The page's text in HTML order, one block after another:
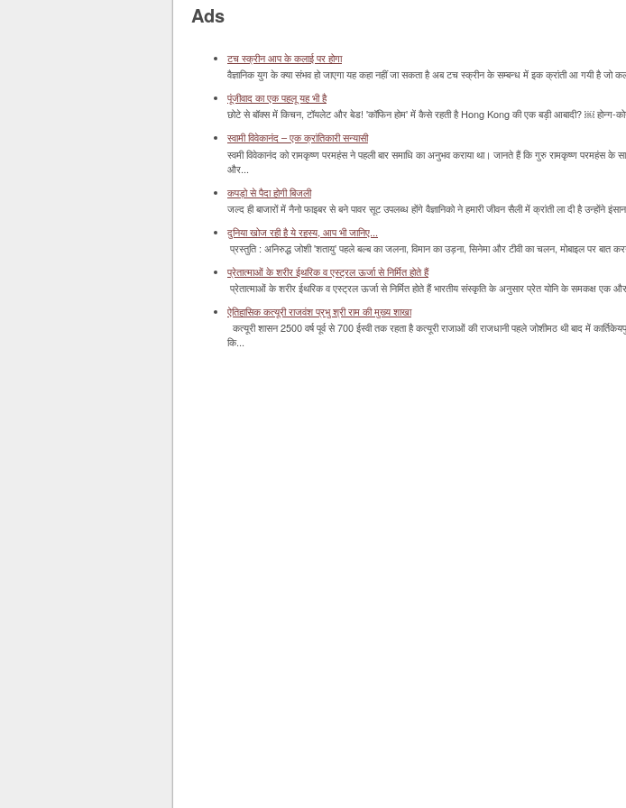
Ads
टच स्क्रीन आप के कलाई पर होगा
वैज्ञानिक युग के क्या संभव हो जाएगा यह कहा नहीं जा सकता है अब टच स्क्रीन के सम्बन्ध में इक क्रांती आ गयी है जो
पूंजीवाद का एक पहलू यह भी है
छोटे से बॉक्‍स में किचन, टॉयलेट और बेड! 'कॉफिन होम' में कैसे रहती है Hong Kong की एक बड़ी आबादी? ￼ होन्ग-
स्वामी विवेकानंद – एक क्रांतिकारी सन्यासी
स्वमी विवेकानंद को रामकृष्ण परमहंस ने पहली बार समाधि का अनुभव कराया था। जानते हैं कि गुरु रामकृष्ण परमहंस के
और...
कपड़ो से पैदा होगी बिजली
जल्द ही बाजारों में नैनो फाइबर से बने पावर सूट उपलब्ध होंगे वैज्ञानिको ने हमारी जीवन सैली में क्रांती ला दी है उन्होंने
दुनिया खोज रही है ये रहस्य, आप भी जानिए...
प्रस्तुति : अनिरुद्ध जोशी 'शतायु' पहले बल्ब का जलना, विमान का उड़ना, सिनेमा और टीवी का चलन, मोबाइल पर बात
प्रेतात्माओं के शरीर ईथरिक व एस्ट्रल ऊर्जा से निर्मित होते हैं
प्रेतात्माओं के शरीर ईथरिक व एस्ट्रल ऊर्जा से निर्मित होते हैं भारतीय संस्कृति के अनुसार प्रेत योनि के समकक्ष एक
ऐतिहासिक कत्यूरी राजवंश प्रभु श्री राम की मुख्य शाखा
कत्यूरी शासन 2500 वर्ष पूर्व से 700 ईस्वी तक रहता है कत्यूरी राजाओं की राजधानी पहले जोशीमठ थी बाद में
कि...